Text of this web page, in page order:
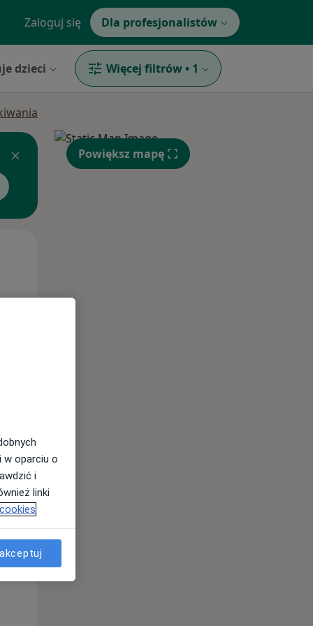
Zaloguj się Dla profesjonalistów
dzieci Więcej filtrów • 1
Czw,
13 Sie
Powiększ mapę
w oparciu o
i
linki